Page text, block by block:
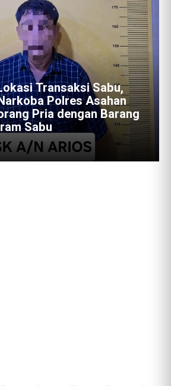
Narkoba Polres Asahan
Pria Pengedar Sabu, Sita
Gram Barang Bukti
yang lalu